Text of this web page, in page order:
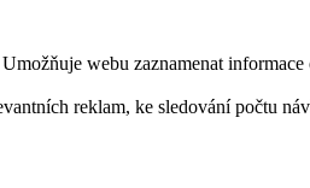
webu zaznamenat
reklam, ke sledování počtu